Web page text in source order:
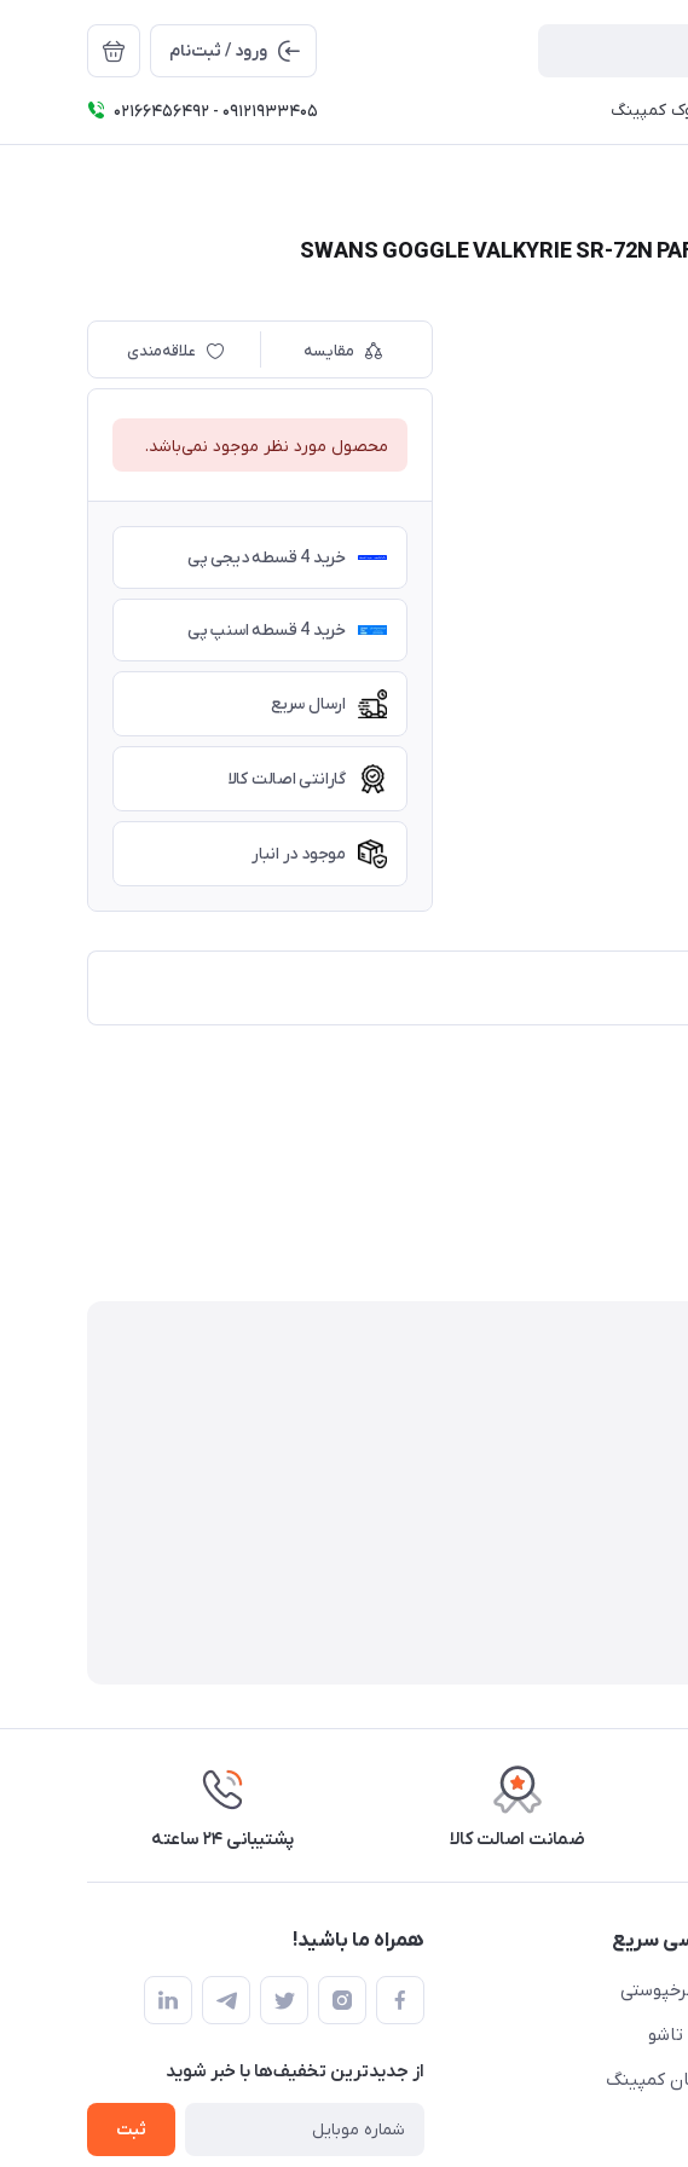
ورود / ثبت‌نام
کمپینگ 02166456492 - 09121933405
مقایسه علاقه‌مندی
محصول مورد نظر موجود نمی‌باشد.
خرید 4 قسطه دیجی پی
خرید 4 قسطه اسنپ پی
ارسال سریع
گارانتی اصالت کالا
موجود در انبار
ضمانت اصالت کالا پشتیبانی ۲۴ ساعته
سریع
کمپینگ
همراه ما باشید!
از جدید‌ترین تخفیف‌ها با‌ خبر شوید
ثبت